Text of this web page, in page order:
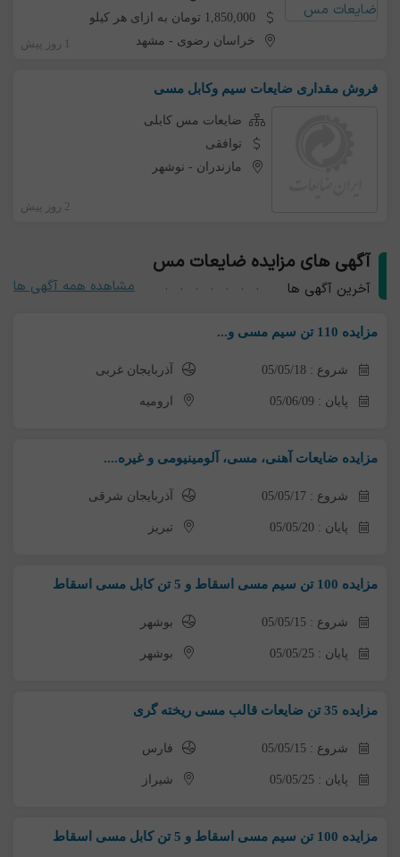
1,850,000 تومان به ازای هر کیلو
خراسان رضوی - مشهد 1 روز پیش
فروش مقداری ضایعات سیم وکابل مسی
ضایعات مس کابلی
توافقی
مازندران - نوشهر
2 روز پیش
آگهی های مزایده ضایعات مس
آخرین آگهی ها مشاهده همه آگهی ها
مزایده 110 تن سیم مسی و...
شروع : 05/05/18 آذربایجان غربی
پایان : 05/06/09 ارومیه
مزایده ضایعات آهنی، مسی، آلومینیومی و غیره....
شروع : 05/05/17 آذربایجان شرقی
پایان : 05/05/20 تبریز
مزایده 100 تن سیم مسی اسقاط و 5 تن کابل مسی اسقاط
شروع : 05/05/15 بوشهر
پایان : 05/05/25 بوشهر
مزایده 35 تن ضایعات قالب مسی ریخته گری
شروع : 05/05/15 فارس
پایان : 05/05/25 شیراز
مزایده 100 تن سیم مسی اسقاط و 5 تن کابل مسی اسقاط